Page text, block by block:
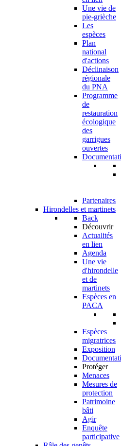
Une vie de
pie-grièche
Les
espèces
Plan
national
d'actions
Déclinaison
régionale
du PNA
Programme
de
restauration
écologique
des
garrigues
ouvertes
Partenaires
Hirondelles et martinets
Back
Découvrir
Actualités
en lien
Agenda
Une vie
d'hirondelle
et de
martinets
Espèces en
PACA
Espèces
migratrices
Exposition
Protéger
Menaces
Mesures de
protection
Patrimoine
bâti
Agir
Enquête
participative